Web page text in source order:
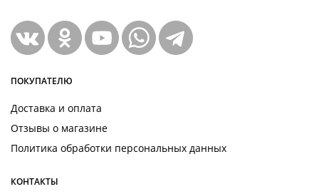
ПОКУПАТЕЛЮ
Доставка и оплата
Отзывы о магазине
Политика обработки персональных данных
КОНТАКТЫ